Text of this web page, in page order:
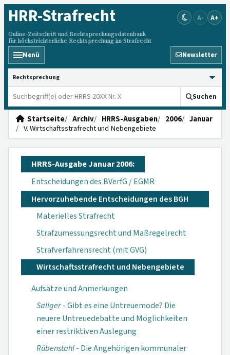
HRR-Strafrecht
Online-Zeitschrift und Rechtsprechungsdatenbank
für höchstrichterliche Rechtsprechung im Strafrecht
A- A+
Menü Newsletter
HRRS durchsuchen
Suchen
Startseite Archiv HRRS-Ausgaben 2006
Januar
V. Wirtschaftsstrafrecht und Nebengebiete
HRRS-Ausgabe Januar 2006:
Entscheidungen des BVerfG / EGMR
Hervorzuhebende Entscheidungen des BGH
Materielles Strafrecht
Strafzumessungsrecht und Maßregelrecht
Strafverfahrensrecht (mit GVG)
Wirtschaftsstrafrecht und Nebengebiete
Aufsätze und Anmerkungen
Saliger- Gibt es eine Untreuemode? Die
neuere Un­treuedebatte und Möglichkeiten
einer restriktiven Aus­legung
Rübenstahl- Die Angehörigen kommunaler